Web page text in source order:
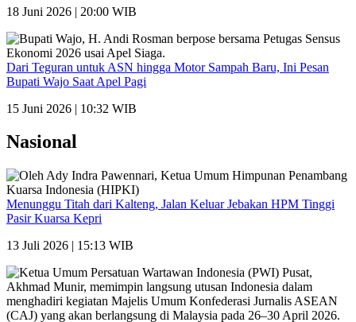
18 Juni 2026 | 20:00 WIB
Dari Teguran untuk ASN hingga Motor Sampah Baru, Ini Pesan
Bupati Wajo Saat Apel Pagi
15 Juni 2026 | 10:32 WIB
Nasional
Menunggu Titah dari Kalteng, Jalan Keluar Jebakan HPM Tinggi
Pasir Kuarsa Kepri
13 Juli 2026 | 15:13 WIB